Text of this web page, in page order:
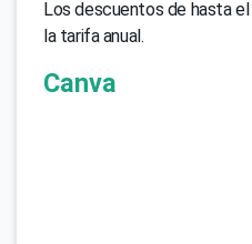
Los descuentos de hasta
la tarifa anual.
Canva